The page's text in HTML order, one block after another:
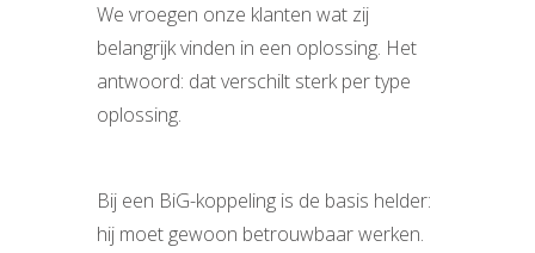
We vroegen onze klanten wat zij
belangrijk vinden in een oplossing. Het
antwoord: dat verschilt sterk per type
oplossing.
Bij een BiG-koppeling is de basis helder:
hij moet gewoon betrouwbaar werken.